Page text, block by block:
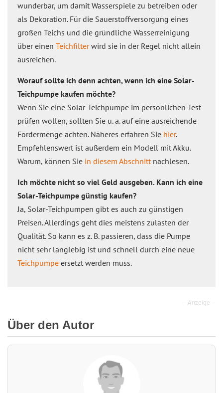
wunderbar, um damit Wasserspiele zu betreiben oder
als Dekoration. Für die Sauerstoffversorgung eines
großen Teichs und die gründliche Wasserreinigung
über einen Teichfilterwird sie in der Regel nicht allein
ausreichen.
Worauf sollte ich denn achten, wenn ich eine Solar-
Teichpumpe kaufen möchte?
Wenn Sie eine Solar-Teichpumpe im persönlichen Test
prüfen wollen, sollten Sie u. a. auf eine ausreichende
Fördermenge achten. Näheres erfahren Sie hier.
Empfehlenswert ist außerdem ein Modell mit Akku.
Warum, können Sie in diesem Abschnittnachlesen.
Ich möchte nicht so viel Geld ausgeben. Kann ich eine
Solar-Teichpumpe günstig kaufen?
Ja, Solar-Teichpumpen gibt es auch zu günstigen
Preisen. Allerdings geht dies meistens zulasten der
Qualität. So kann es z. B. passieren, dass die Pumpe
nicht sehr langlebig ist und schnell durch eine neue
Teichpumpe ersetzt werden muss.
– Anzeige –
Über den Autor